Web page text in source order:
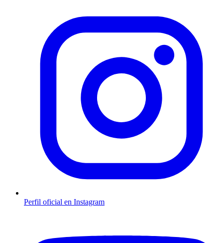
Perfil oficial en Instagram